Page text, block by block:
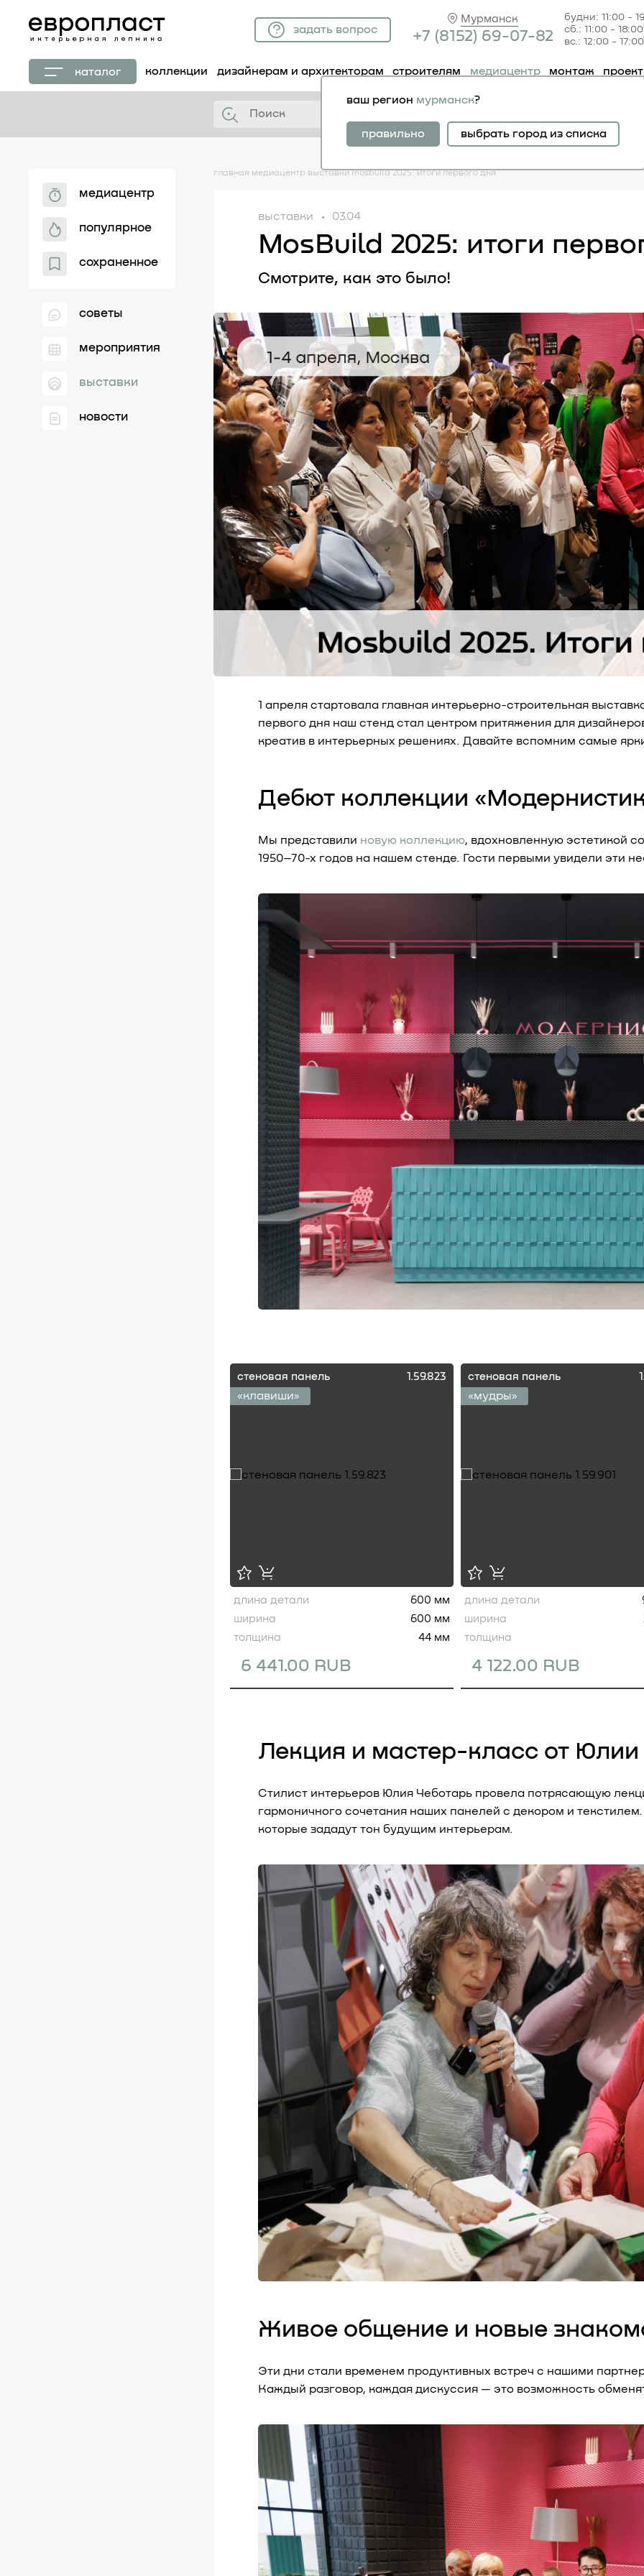
Мурманск
+7 (81 52) 69-07-82
будни: 11:00 -
сб.: 11:00 - 18:00
вс.: 12:00 - 17:00
задать вопрос
каталог коллекции дизайнерам и архитекторам строителям медиацентр монтаж
ваш регион мурманск?
правильно выбрать город из списка
медиацентр
популярное
сохраненное
советы
мероприятия
выставки
новости
главная медиацентр выставки mosbuild 2025: итоги первого дня
выставки 03.04
MosBuild 2025: итоги
Смотрите, как это было!
1 апреля стартовала главная интерьерно-строительная
первого дня наш стенд стал центром притяжения для
креатив в интерьерных решениях. Давайте вспомним самые
Дебют коллекции
Мы представили новую коллекцию, вдохновленную эстетикой
1950–70-х годов на нашем стенде. Гости первыми увидели эти
стеновая панель 1.59.823
«клавиши»
6 441.00 RUB
длина детали
600 мм
ширина
600 мм
толщина
44 мм
стеновая панель
«мудры»
4 122.00 RUB
длина детали
ширина
толщина
Лекция и мастер-класс от Юлии
Стилист интерьеров Юлия Чеботарь провела потрясающую
гармоничного сочетания наших панелей с декором и
которые зададут тон будущим интерьерам.
Живое общение и новые
Эти дни стали временем продуктивных встреч с нашими
Каждый разговор, каждая дискуссия — это возможность